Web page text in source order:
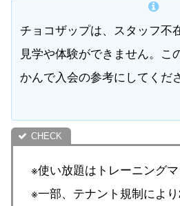
チョコザップは、スタッフ不
見学や体験ができません。こ
かんで入会の参考にしてくだ
※使い放題はトレーニングマ
※一部、テナント規制によ